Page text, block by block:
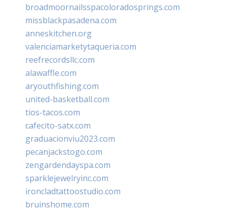
broadmoornailsspacoloradosprings.com
missblackpasadena.com
anneskitchen.org
valenciamarketytaqueria.com
reefrecordsllc.com
alawaffle.com
aryouthfishing.com
united-basketball.com
tios-tacos.com
cafecito-satx.com
graduacionviu2023.com
pecanjackstogo.com
zengardendayspa.com
sparklejewelryinc.com
ironcladtattoostudio.com
bruinshome.com